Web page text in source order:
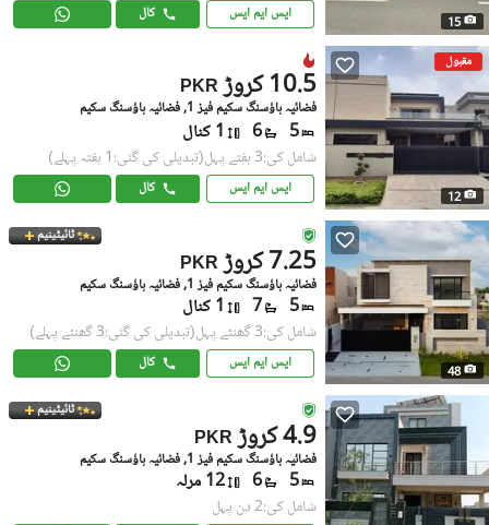
15 ایس ایم ایس کال
مقبول
12
PKR 10.5 کروڑ
فضائیہ ہاؤسنگ سکیم فیز 1, فضائیہ ہاؤسنگ سکیم
5
6 1 کنال
شامل کی:3 ہفتے پہل (تبدیلی کی گئی:1 ہفتہ پہلے)
ایس ایم ایس کال
48
ٹائیٹینیم
PKR 7.25 کروڑ
فضائیہ ہاؤسنگ سکیم فیز 1, فضائیہ ہاؤسنگ سکیم
5
7 1 کنال
شامل کی:3 گھنٹے پہل (تبدیلی کی گئی:3 گھنٹے پہلے)
ایس ایم ایس کال
ٹائیٹینیم
PKR 4.9 کروڑ
فضائیہ ہاؤسنگ سکیم فیز 1, فضائیہ ہاؤسنگ سکیم
5
6 12 مرلہ
شامل کی:2 دن پہل